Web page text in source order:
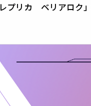
レプリカ ベリアロク